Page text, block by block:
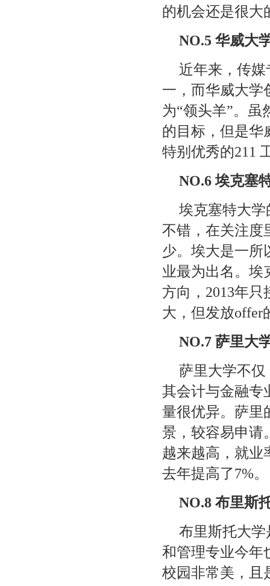
的机会还是很大
NO.5 华威大
近年来，传
一，而华威大学
为“领头羊”。
的目标，但是华
特别优秀的211
NO.6埃克塞
埃克塞特大
不错，在关注度
少。埃大是一所
业最为出名。埃
方向， 2013年只
大，但发放offer
NO.7 萨里大
萨里大学不仅
其会计与金融专
量很优异。萨里
景，较容易申请
越来越高，就业
去年提高了7%。
NO.8 布里斯
布里斯托大
和管理专业今年
校园非常美，且